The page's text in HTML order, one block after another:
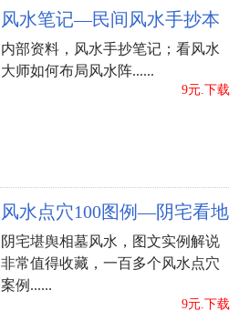
风水笔记—民间风水手抄本
内部资料，风水手抄笔记；看风水
大师如何布局风水阵......
9元.下载
风水点穴100图例—阴宅看地
阴宅堪舆相墓风水，图文实例解说
非常值得收藏，一百多个风水点穴
案例......
9元.下载